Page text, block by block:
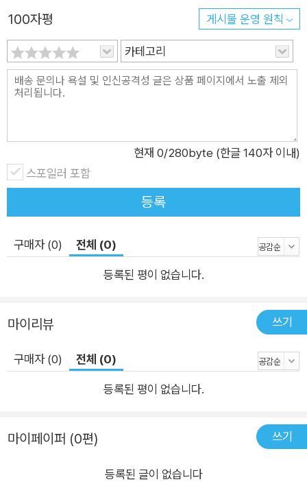
정보 및 후기 3. 해커스공무원(gosi.Hackers.com) 1) 군무원/
공무원 무료 기출해설강의 2) 공무원 무료 동영상강의 4. 해커스
경영아카데미(cpa.Hackers.com) 1) 회계사/세무사/경영지도
사 기출자료 및 무료 동영상강의
100자평 게시물 운영 원칙
카테고리
현재 0/280byte (한글 140자 이내)
스포일러 포함
등록
구매자 (0) 전체 (0)
등록된 평이 없습니다.
마이리뷰 쓰기
구매자 (0) 전체 (0)
등록된 평이 없습니다.
마이페이퍼 (0편) 쓰기
등록된 글이 없습니다